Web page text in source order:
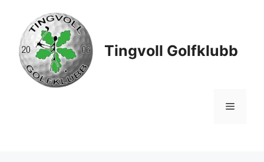
innhold
Tingvoll Golfklubb
Meny